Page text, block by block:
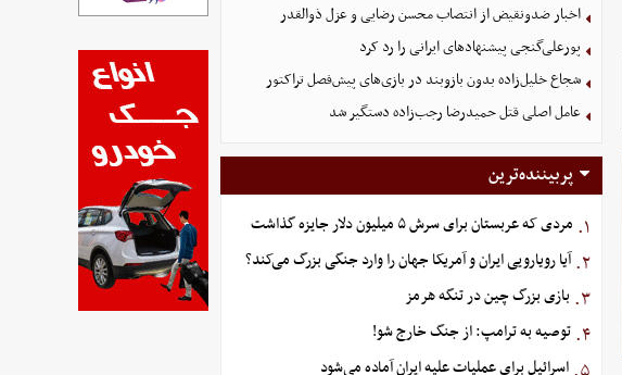
اخبار ضدونقیض از انتصاب محسن رضایی و عزل ذوالقدر
پورعلی‌گنجی پیشنهادهای ایرانی را رد کرد
شجاع خلیل‌زاده بدون بازوبند در بازی‌های پیش‌فصل تراکتور
عامل اصلی قتل حمیدرضا رجب‌زاده دستگیر شد
پربیننده‌ترین
۱. مردی که عربستان برای سرش ۵ میلیون دلار جایزه گذاشت
۲. آیا رویارویی ایران و آمریکا جهان را وارد جنگی بزرگ می‌کند؟
۳. بازی بزرگ چین در تنگه هرمز
۴. توصیه به ترامپ: از جنگ خارج شو!
اسرائیل برای عملیات علیه ایران آماده می‌شود